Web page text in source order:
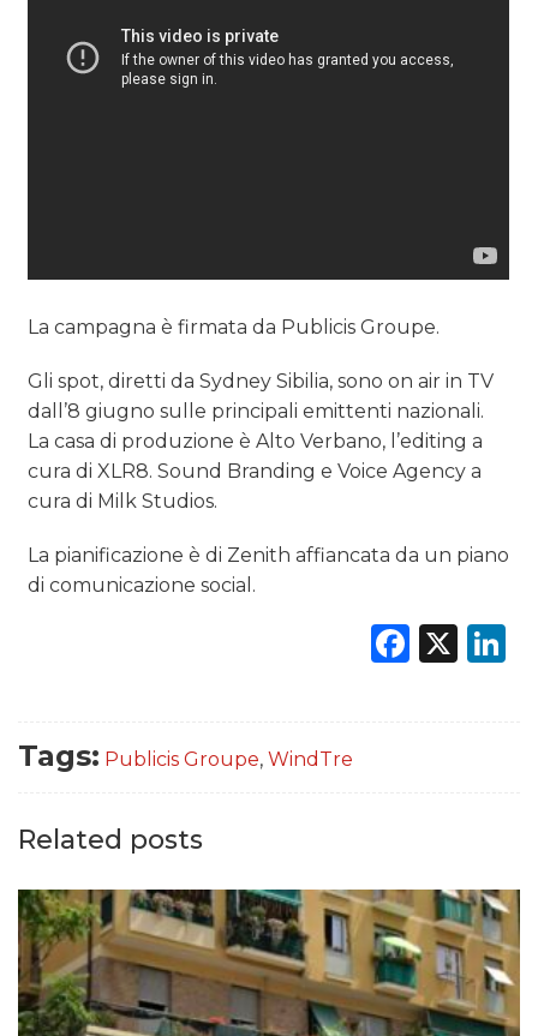
La campagna è firmata da Publicis Groupe.
Gli spot, diretti da Sydney Sibilia, sono on air in TV
dall’8 giugno sulle principali emittenti nazionali.
La casa di produzione è Alto Verbano, l’editing a
cura di XLR8. Sound Branding e Voice Agency a
cura di Milk Studios.
La pianificazione è di Zenith affiancata da un piano
di comunicazione social.
X
Tags: Publicis Groupe, WindTre
Related posts